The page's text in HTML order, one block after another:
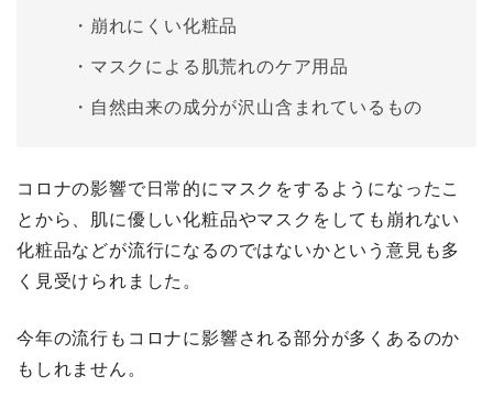
・崩れにくい化粧品
・マスクによる肌荒れのケア用品
・自然由来の成分が沢山含まれているもの
コロナの影響で日常的にマスクをするようになったこ
とから、肌に優しい化粧品やマスクをしても崩れない
化粧品などが流行になるのではないかという意見も多
く見受けられました。
今年の流行もコロナに影響される部分が多くあるのか
もしれません。